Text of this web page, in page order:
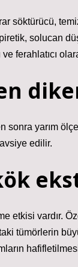
söktürücü,
solucan
ve ferahlatıcı
sonra yarım
edilir.
etkisi vardır.
tümörlerin